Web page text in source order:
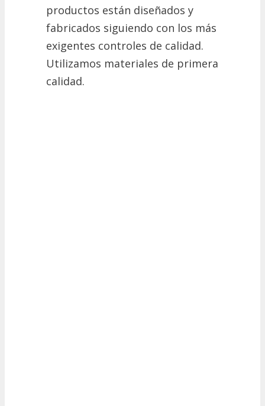
productos están diseñados y
fabricados siguiendo con los más
exigentes controles de calidad.
Utilizamos materiales de primera
calidad.